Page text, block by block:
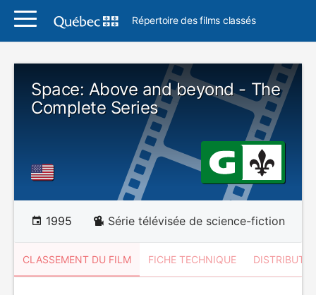
Répertoire des films classés
Space: Above and beyond - The
Complete Series
1995 Série télévisée de science-fiction
CLASSEMENT DU FILM FICHE TECHNIQUE